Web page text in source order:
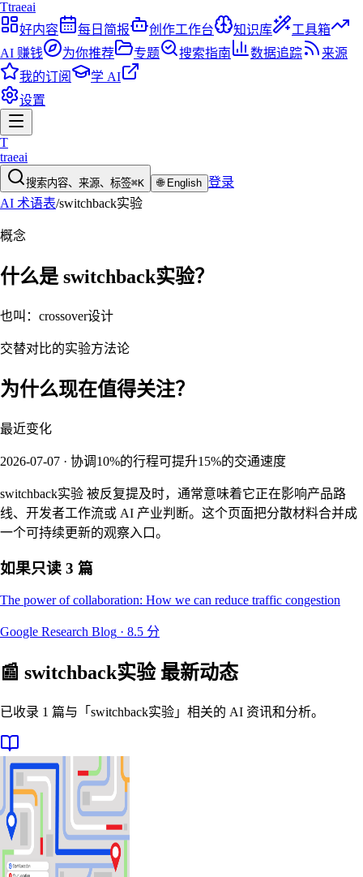
Ttraeai
好内容
每日简报 创作工作台 知识库
工具箱
AI 赚钱
为你推荐 专题 搜索指南 数据追踪
来源
我的订阅
学 AI
设置
T
traeai
搜索内容、来源、标签⌘K 🌐 English 登录
AI 术语表/switchback实验
概念
什么是 switchback实验？
也叫： crossover设计
交替对比的实验方法论
为什么现在值得关注？
最近变化
2026-07-07 · 协调10%的行程可提升15%的交通速度
switchback实验 被反复提及时，通常意味着它正在影响产品路
线、开发者工作流或 AI 产业判断。这个页面把分散材料合并成
一个可持续更新的观察入口。
如果只读 3 篇
The power of collaboration: How we can reduce traffic congestion
Google Research Blog · 8.5 分
📰 switchback实验最新动态
已收录 1 篇与「switchback实验」相关的 AI 资讯和分析。